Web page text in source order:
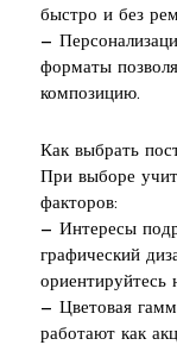
быстро и без
—
форматы
композицию.
Как выбрать
При выборе
факторов:
— Интересы
графический
ориентируйтесь
— Цветовая
работают как